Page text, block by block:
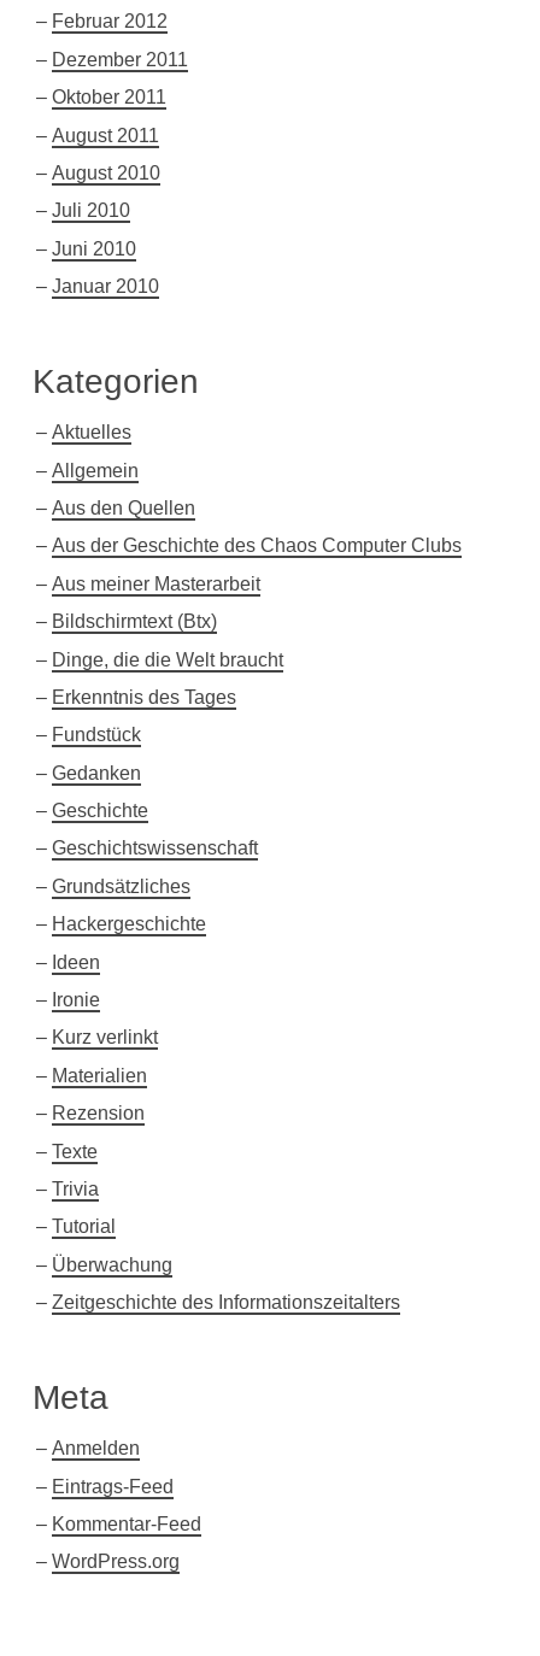
Februar 2012
Dezember 2011
Oktober 2011
August 2011
August 2010
Juli 2010
Juni 2010
Januar 2010
Kategorien
Aktuelles
Allgemein
Aus den Quellen
Aus der Geschichte des Chaos Computer Clubs
Aus meiner Masterarbeit
Bildschirmtext (Btx)
Dinge, die die Welt braucht
Erkenntnis des Tages
Fundstück
Gedanken
Geschichte
Geschichtswissenschaft
Grundsätzliches
Hackergeschichte
Ideen
Ironie
Kurz verlinkt
Materialien
Rezension
Texte
Trivia
Tutorial
Überwachung
Zeitgeschichte des Informationszeitalters
Meta
Anmelden
Eintrags-Feed
Kommentar-Feed
WordPress.org